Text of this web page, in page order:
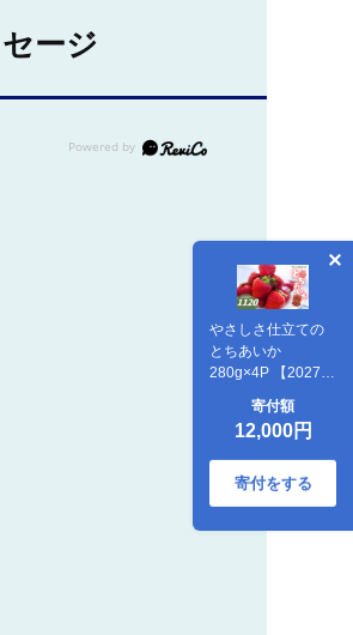
やさしさ仕立ての
とちあいか
280g×4P 【2027年
先行予約】 栃木県
寄付額
12,000円
寄付をする
ージ